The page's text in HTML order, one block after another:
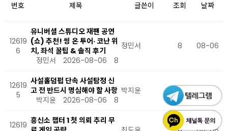
번호 제목 글쓴이 조회 날짜
12619
6
유니버셜 스튜디오 재팬 공연
(쇼) 추천! 씽 온 투어· 코난 위
치, 좌석 꿀팁 & 솔직 후기
정민서
2026-08-06 8
정민서 8 08-06
12619
5
사설홀덤펍 단속 사설탐정 신
고 전 반드시 명심해야 할 사항
박지윤
2026-08-06 8
박지윤 8 08-06
12619 흥신소 챕터 1 첫 의뢰 추리 무